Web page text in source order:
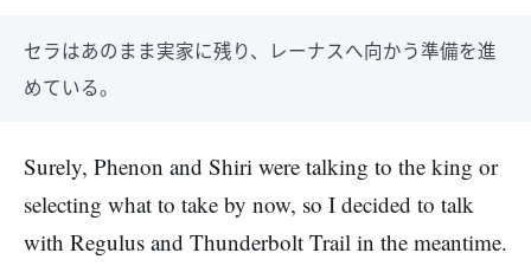
セラはあのまま実家に残り、レーナスへ向かう準備を進
めている。
Surely, Phenon and Shiri were talking to the king or
selecting what to take by now, so I decided to talk
with Regulus and Thunderbolt Trail in the meantime.